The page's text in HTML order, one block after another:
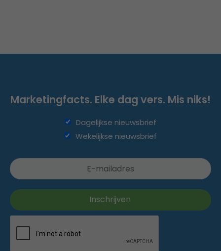
Marketingfacts. Elke dag vers. Mis niks!
Dagelijkse nieuwsbrief
Wekelijkse nieuwsbrief